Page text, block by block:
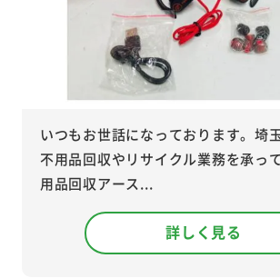
いつもお世話になっております。埼
不用品回収やリサイクル業務を承っ
用品回収アース...
詳しく見る